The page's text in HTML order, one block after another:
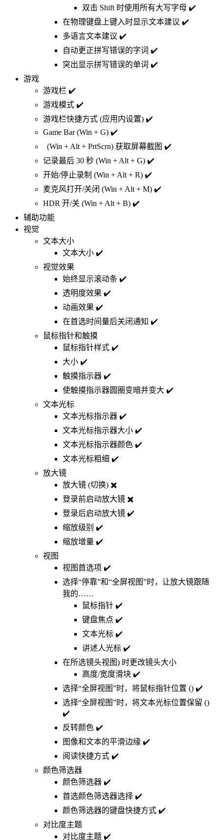
双击 Shift 时使用所有大写字母 ✔️
在物理键盘上键入时显示文本建议 ✔️
多语言文本建议 ✔️
自动更正拼写错误的字词 ✔️
突出显示拼写错误的单词 ✔️
游戏
游戏栏 ✔️
游戏模式 ✔️
游戏栏快捷方式 (应用内设置) ✔️
Game Bar (Win + G) ✔️
(Win + Alt + PrtScrn) 获取屏幕截图 ✔️
记录最后 30 秒 (Win + Alt + G) ✔️
开始/停止录制 (Win + Alt + R) ✔️
麦克风打开/关闭 (Win + Alt + M) ✔️
HDR 开/关 (Win + Alt + B) ✔️
辅助功能
视觉
文本大小
文本大小 ✔️
视觉效果
始终显示滚动条 ✔️
透明度效果 ✔️
动画效果 ✔️
在首选时间量后关闭通知 ✔️
鼠标指针和触摸
鼠标指针样式 ✔️
大小 ✔️
触摸指示器 ✔️
使触摸指示器圆圈变暗并变大 ✔️
文本光标
文本光标指示器 ✔️
文本光标指示器大小 ✔️
文本光标指示器颜色 ✔️
文本光标粗细 ✔️
放大镜
放大镜 (切换) ✖️
登录前启动放大镜 ✖️
登录后启动放大镜 ✔️
缩放级别 ✔️
缩放增量 ✔️
视图
视图首选项 ✔️
选择“停靠”和“全屏视图”时，让放大镜跟随
我的……
鼠标指针 ✔️
键盘焦点 ✔️
文本光标 ✔️
讲述人光标 ✔️
在所选镜头视图) 时更改镜头大小
高度/宽度滑块 ✔️
选择“全屏视图”时，将鼠标指针位置 () ✔️
选择“全屏视图”时，将文本光标位置保留 ()
✔️
反转颜色 ✔️
图像和文本的平滑边缘 ✔️
阅读快捷方式 ✔️
颜色筛选器
颜色筛选器 ✔️
首选颜色筛选器选择 ✔️
颜色筛选器的键盘快捷方式 ✔️
对比度主题
对比度主题 ✔️